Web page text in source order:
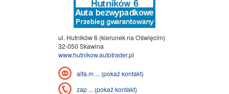
ul. Hutników 6 (kierunek na Oświęcim)
32-050 Skawina
www.hutnikow.autotrader.pl
alfa.m ... (pokaż kontakt)
zap ... (pokaż kontakt)